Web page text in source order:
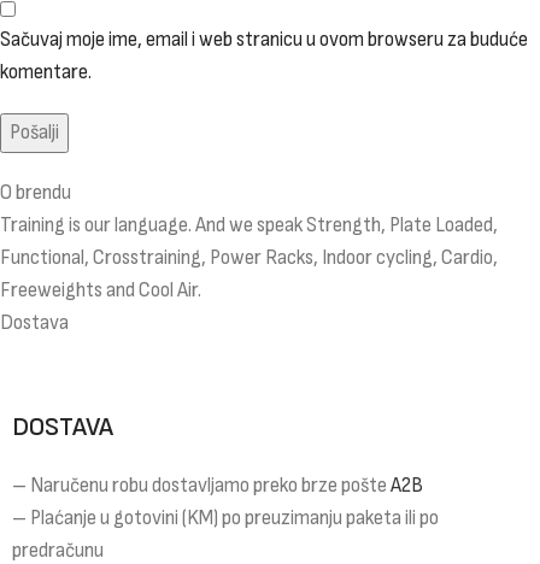
Sačuvaj moje ime, email i web stranicu u ovom browseru za buduće
komentare.
O brendu
Training is our language. And we speak Strength, Plate Loaded,
Functional, Crosstraining, Power Racks, Indoor cycling, Cardio,
Freeweights and Cool Air.
Dostava
DOSTAVA
– Naručenu robu dostavljamo preko brze pošte A2B
– Plaćanje u gotovini (KM) po preuzimanju paketa ili po
predračunu